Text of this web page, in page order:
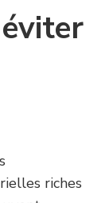
riches